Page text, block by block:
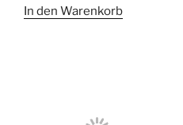
In den Warenkorb